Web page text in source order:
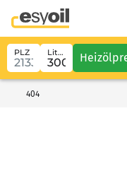
PLZ Liter
404